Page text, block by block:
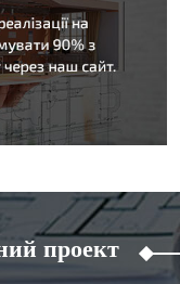
проект